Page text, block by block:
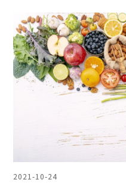
2021-10-24